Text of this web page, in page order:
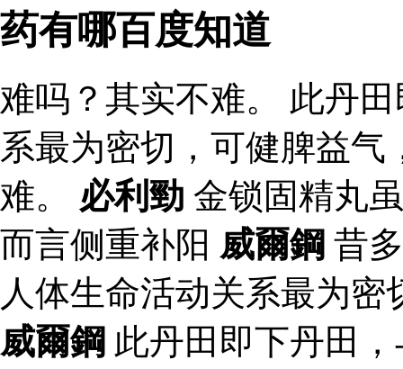
药有哪百度知道
难吗？其实不难。 此丹
系最为密切，可健脾益
难。 必利勁 金锁固精丸
而言侧重补阳 威爾鋼 昔
人体生命活动关系最为
威爾鋼 此丹田即下丹田